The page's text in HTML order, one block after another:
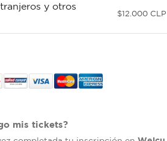
y otros
$12.000 CLP
mis tickets?